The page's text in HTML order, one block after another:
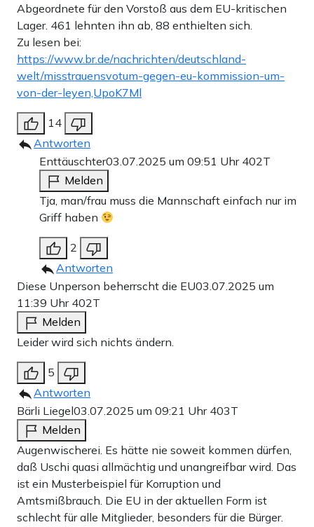
Abgeordnete für den Vorstoß aus dem EU-kritischen
Lager. 461 lehnten ihn ab, 88 enthielten sich.
Zu lesen bei:
https://www.br.de/nachrichten/deutschland-
welt/misstrauensvotum-gegen-eu-kommission-um-
von-der-leyen,UpoK7Ml
14
Antworten
Enttäuschter03.07.2025 um 09:51 Uhr 402T
Melden
Tja, man/frau muss die Mannschaft einfach nur im
Griff haben
2
Antworten
Diese Unperson beherrscht die EU03.07.2025 um
11:39 Uhr 402T
Melden
Leider wird sich nichts ändern.
5
Antworten
Bärli Liegel03.07.2025 um 09:21 Uhr 403T
Melden
Augenwischerei. Es hätte nie soweit kommen dürfen,
daß Uschi quasi allmächtig und unangreifbar wird. Das
ist ein Musterbeispiel für Korruption und
Amtsmißbrauch. Die EU in der aktuellen Form ist
schlecht für alle Mitglieder, besonders für die Bürger.